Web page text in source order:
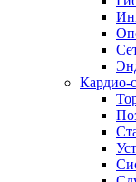
Кардио-